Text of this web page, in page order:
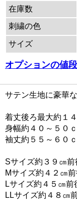
在庫数
刺繍の色
サイズ
オプションの値
サテン生地に豪華
着丈後ろ最大約１
身幅約４０～５０
袖丈約５５～６０
Sサイズ約３９㎝前
Mサイズ約４２㎝
Lサイズ約４５㎝前
LLサイズ約４８㎝